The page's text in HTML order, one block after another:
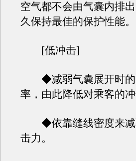
空气都不会由气囊内排
久保持最佳的保护性能。
[低冲击]
◆减弱气囊展开时的
率，由此降低对乘客的冲
◆依靠缝线密度来减
击力。